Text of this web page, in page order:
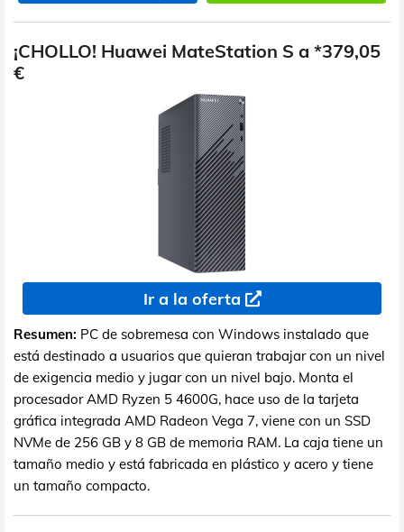
¡CHOLLO! Huawei MateStation S a *379,05
€
Ir a la oferta
Resumen: PC de sobremesa con Windows instalado que
está destinado a usuarios que quieran trabajar con un nivel
de exigencia medio y jugar con un nivel bajo. Monta el
procesador AMD Ryzen 5 4600G, hace uso de la tarjeta
gráfica integrada AMD Radeon Vega 7, viene con un SSD
NVMe de 256 GB y 8 GB de memoria RAM. La caja tiene un
tamaño medio y está fabricada en plástico y acero y tiene
un tamaño compacto.